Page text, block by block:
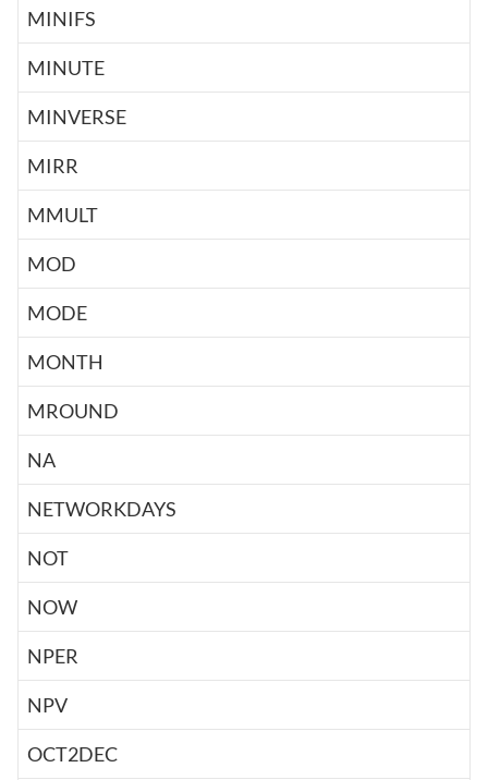
MINIFS
MINUTE
MINVERSE
MIRR
MMULT
MOD
MODE
MONTH
MROUND
NA
NETWORKDAYS
NOT
NOW
NPER
NPV
OCT2DEC